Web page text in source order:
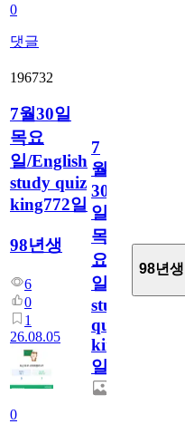
0
댓글
196732
7월30일
목요
일/English
study quiz
king772일
98년생
6
0
1
26.08.05
0
7
월
30
일
목
요
일/English
study
quiz
king772
일
98년생